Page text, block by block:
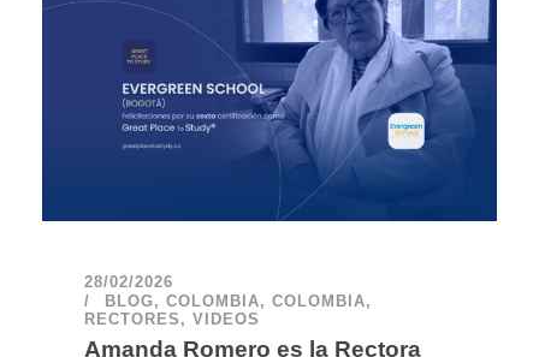
28/02/2026
BLOG, COLOMBIA, COLOMBIA,
RECTORES , VIDEOS
Amanda Romero es la Rectora